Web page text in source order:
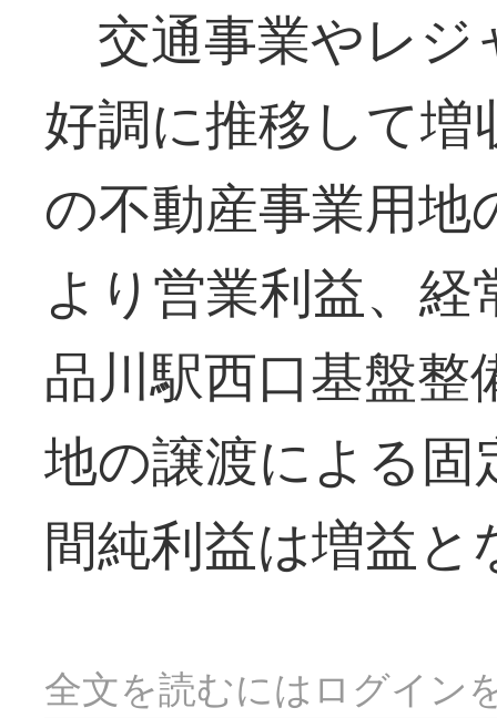
交通事業やレジ
好調に推移して
の不動産事業用
より営業利益、
品川駅西口基盤
地の譲渡による
間純利益は増益と
全文を読むにはログイン